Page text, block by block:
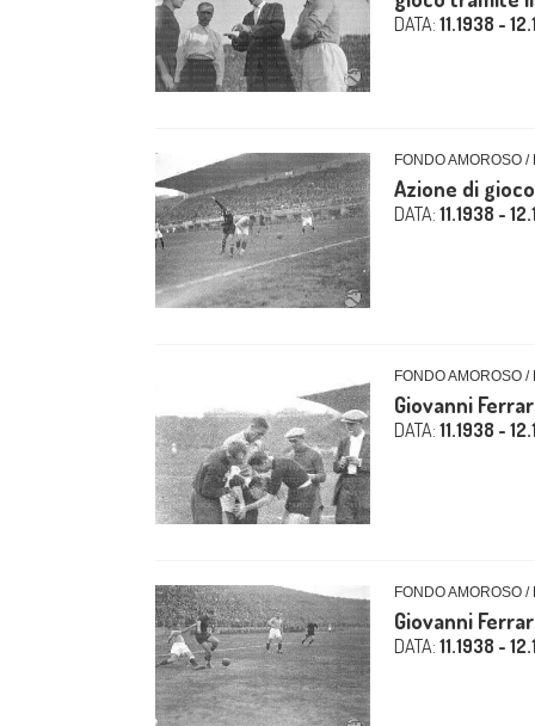
DATA: 11.1938 -
FONDO AMOROSO
Azione di
DATA: 11.1938 -
FONDO AMOROSO
Giovanni
DATA: 11.1938 -
FONDO AMOROSO
Giovanni
DATA: 11.1938 -